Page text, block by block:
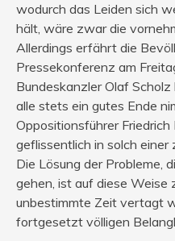
wodurch das Leiden sich
hält, wäre zwar die
Allerdings erfährt die
Pressekonferenz am
Bundeskanzler Olaf
alle stets ein gutes Ende
Oppositionsführer
geflissentlich in solch
Die Lösung der Probleme,
gehen, ist auf diese Weise
unbestimmte Zeit vertagt
fortgesetzt völligen